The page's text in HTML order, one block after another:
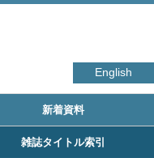
English
新着資料
雑誌タイトル索引